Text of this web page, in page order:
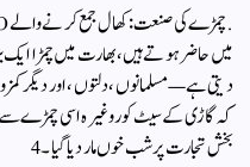
میں حاضر ہوتے ہیں، بھارت میں چمڑا
دیتی ہے — مسلمانوں، دلتوں، اور دیگر
کہ گاڑی کے سیٹ کور وغیرہ اسی چمڑے
بخش تجارت پر شب خوں مار دیا گیا۔4